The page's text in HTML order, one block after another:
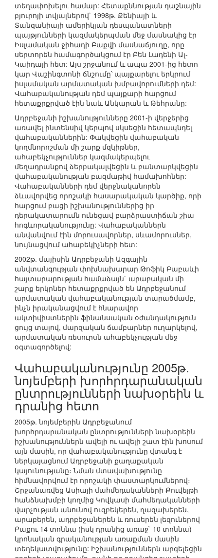
տեղափոխելու համար: Հետաքննության դաշնային
բյուրոյի տվյալներով` 1998թ. Քենիայի և
Տանզանիայի ամերիկյան դեսպանատների
պայթյունների կազմակերպման մեջ մասնակից էր
Իսլամական ջիհադի Բաքվի մասնաճյուղը, որը
սերտորեն համագործակցում էր Բեն Լադենի Ալ-
Կաիդայի հետ: Այս շրջանում և ապա 2001-ից հետո
կար Վաշինգտոնի ճնշումը՝ պայքարելու երկրում
իսլամական արմատական խմբավորումների դեմ:
Վահաբականության դեմ պայքարի հարցում
հետաքրքրված էին նաև Անկարան և Թեհրանը:
Ադրբեջանի իշխանությունները 2001-ի վերջերից
առավել ինտենսիվ կերպով սկսեցին հետապնդել
վահաբականներին: Փակվեցին վահաբական
կողմնորոշման մի շարք մզկիթներ,
ահաբեկչություններ կազմակերպելու
մեղադրանքով ձերբակալվեցին և բանտարկվեցին
վահաբականության բազմաթիվ համախոհներ:
Վահաբականների դեմ վերջնականորեն
ձևավորվեց որոշակի հասարակական կարծիք, որի
հարցում բացի իշխանություններից իր
դերակատարումն ունեցավ բարձրաստիճան շիա
հոգևորականությունը: Վահաբականներն
անվանվում էին մորուսավորներ, սևամորուսներ,
նույնացվում ահաբեկիչների հետ:
2002թ. մայիսին Ադրբեջանի Ազգային
անվտանգության փոխնախարար Թոֆիկ Բաբաևի
հայտարարության համաձայն` արաբական մի
շարք երկրներ հետաքրքրված են Ադրբեջանում
արմատական վահաբականության տարածմամբ,
ինչն իրականացվում է հնարավոր
ակտիվիստներին ֆինանսական օժանդակություն
ցույց տալով, մարզական ճամբարներ ուղարկելով,
արմատական ռեսուրսն ահաբեկչության մեջ
օգտագործելով:
Վահաբականությունը 2005թ.
նոյեմբերի խորհրդարանական
ընտրությունների նախօրեին և
դրանից հետո
2005թ. նոյեմբերին Ադրբեջանում
խորհրդարանական ընտրությունների նախօրեին
իշխանություններն ավելի ու ավելի շատ էին խոսում
այն մասին, որ վահաբականությունը վտանգ է
ներկայացնում Ադրբեջանի քաղաքական
կայունությանը։ Նման մտավախությունը
հիմնավորվում էր որոշակի փաստարկումներով։
Շրջանառվեց Ասիայի մահմեդականների Քուվեյթի
հանձնախմբի կողմից Կովկասի մահմեդականների
վարչության անունով ուզբեկերեն, ղազախերեն,
արաբերեն, ադրբեջաներեն և ռուսերեն լեզուներով
Բաքու 14 տոննա (իսկ դրանից առաջ` 10 տոննա)
կրոնական գրականության առաքման մասին
տեղեկատվությունը: Իշխանություններն արգելեցին